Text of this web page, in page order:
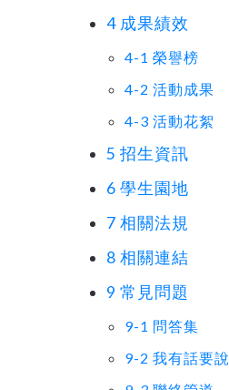
4 成果績效
4-1 榮譽榜
4-2 活動成果
4-3 活動花絮
5 招生資訊
6 學生園地
7 相關法規
8 相關連結
9 常見問題
9-1 問答集
9-2 我有話要說